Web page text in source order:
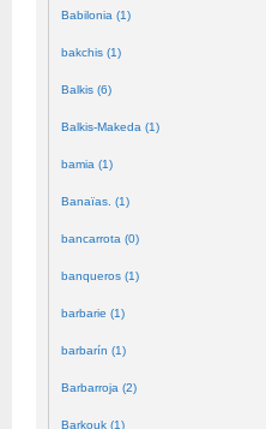
Babilonia (1)
bakchis (1)
Balkis (6)
Balkis-Makeda (1)
bamia (1)
Banaïas. (1)
bancarrota (0)
banqueros (1)
barbarie (1)
barbarín (1)
Barbarroja (2)
Barkouk (1)